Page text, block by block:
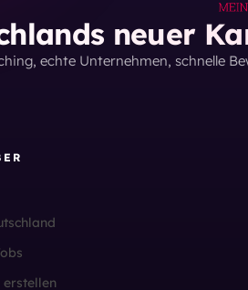
neuer
echte Unternehmen, schnelle
erstellen